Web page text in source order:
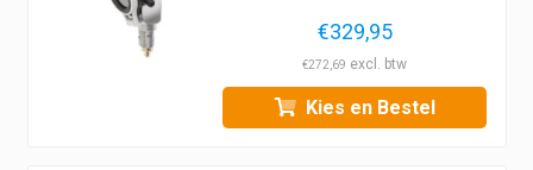
€329,95
€272,69
Kies en Bestel